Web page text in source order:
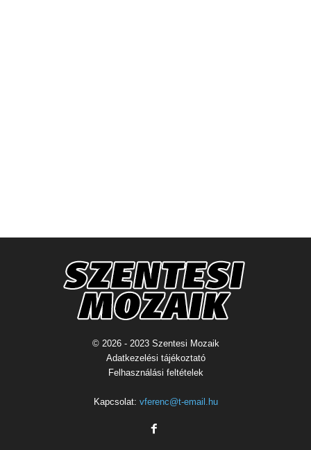
© 2026 - 2023 Szentesi Mozaik
Adatkezelési tájékoztató
Felhasználási feltételek
Kapcsolat: vferenc@t-email.hu